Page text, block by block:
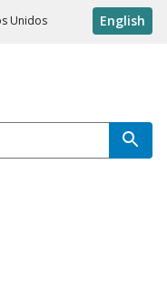
Unidos English